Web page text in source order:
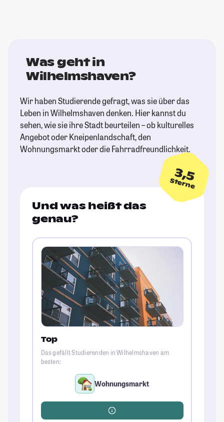
Was geht in
Wilhelmshaven?
Wir haben Studierende gefragt, was sie über das
Leben in Wilhelmshaven denken. Hier kannst du
sehen, wie sie ihre Stadt beurteilen – ob kulturelles
Angebot oder Kneipenlandschaft, den
Wohnungsmarkt oder die Fahrradfreundlichkeit.
3,5
Sterne
Und was heißt das
genau?
Top
Das gefällt Studierenden in Wilhelmshaven am
besten:
Wohnungsmarkt